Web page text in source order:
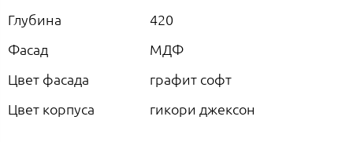
Глубина
420
Фасад
МДФ
Цвет фасада
графит софт
Цвет корпуса
гикори джексон